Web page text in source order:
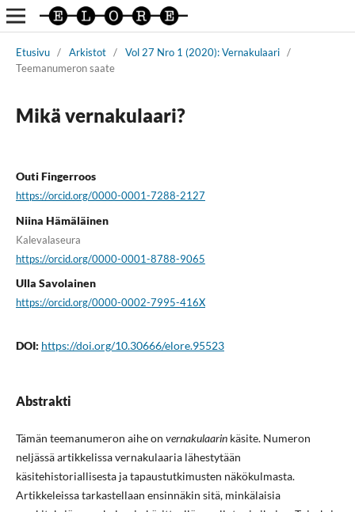
Etusivu / Arkistot / Vol 27 Nro 1 (2020): Vernakulaari /
Teemanumeron saate
Mikä vernakulaari?
Outi Fingerroos
https://orcid.org/0000-0001-7288-2127
Niina Hämäläinen
Kalevalaseura
https://orcid.org/0000-0001-8788-9065
Ulla Savolainen
https://orcid.org/0000-0002-7995-416X
DOI: https://doi.org/10.30666/elore.95523
Abstrakti
Tämän teemanumeron aihe on vernakulaarinkäsite. Numeron
neljässä artikkelissa vernakulaaria lähestytään
käsitehistoriallisesta ja tapaustutkimusten näkökulmasta.
Artikkeleissa tarkastellaan ensinnäkin sitä, minkälaisia